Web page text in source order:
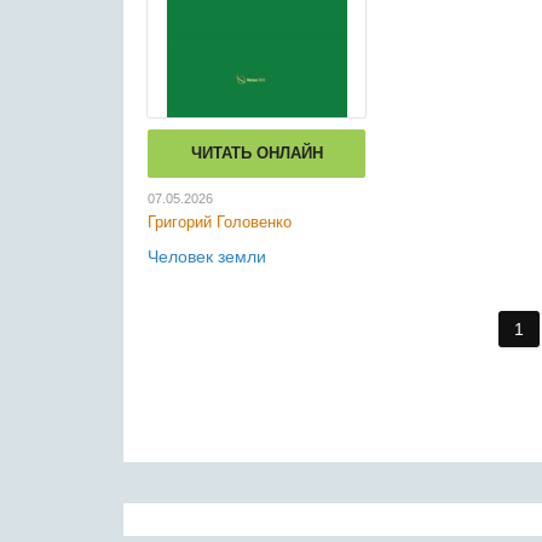
ЧИТАТЬ ОНЛАЙН
07.05.2026
Григорий Головенко
Человек земли
1